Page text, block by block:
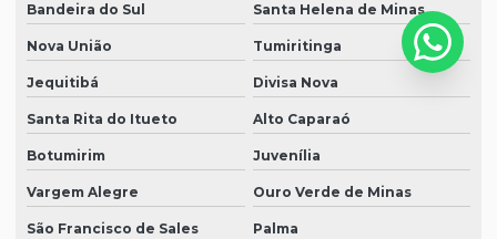
Bandeira do Sul Santa Helena de Minas
Nova União Tumiritinga
Jequitibá Divisa Nova
Santa Rita do Itueto Alto Caparaó
Botumirim Juvenília
Vargem Alegre Ouro Verde de Minas
São Francisco de Sales Palma